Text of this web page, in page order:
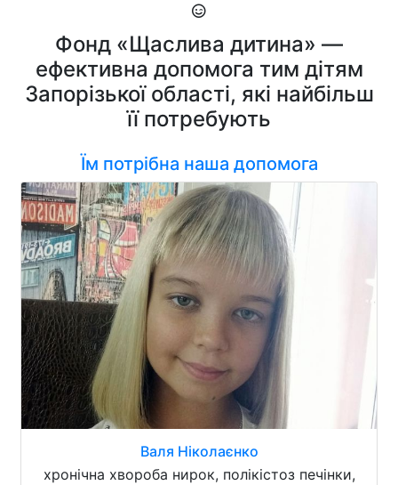
Фонд «Щаслива дитина» —
ефективна допомога тим дітям
Запорізької області, які найбільш
її потребують
Їм потрібна наша допомога
Валя Ніколаєнко
хронічна хвороба нирок, полікістоз печінки,